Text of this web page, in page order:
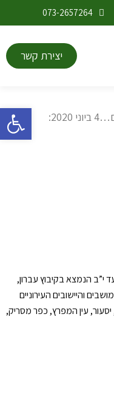
פתח
073-2657264
יצירת קשר
י”ב הנמצא בקיבוץ עברון,
המושבים והיישובים העירוניים
עין המפרץ, כפר מסריק,